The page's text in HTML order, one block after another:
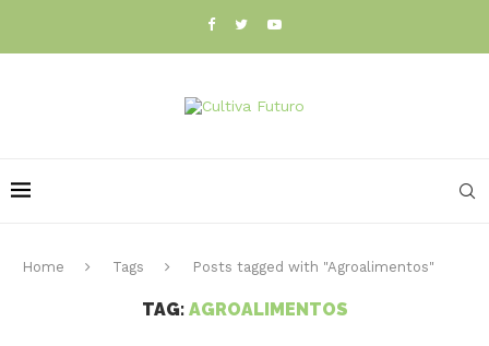
Home Tags Posts tagged with "Agroalimentos"
TAG: AGROALIMENTOS